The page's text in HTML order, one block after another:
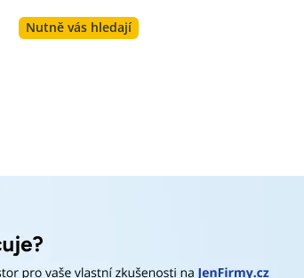
Nutně vás hledají